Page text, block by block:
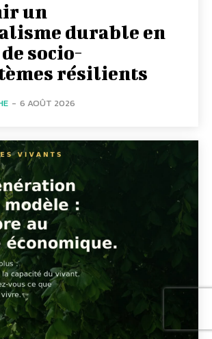
un
durable en
socio-
résilients
- 6 AOÛT 2026